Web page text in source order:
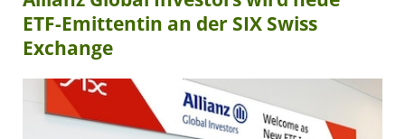
ETF-Emittentin an der SIX Swiss
Exchange